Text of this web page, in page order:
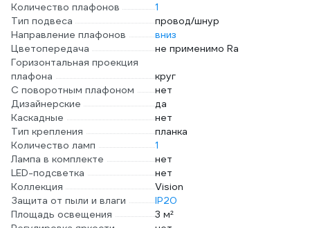
Количество плафонов
1
Тип подвеса
провод/шнур
Направление плафонов
вниз
Цветопередача
не применимо Ra
Горизонтальная проекция
плафона
круг
С поворотным плафоном
нет
Дизайнерские
да
Каскадные
нет
Тип крепления
планка
Количество ламп
1
Лампа в комплекте
нет
LED-подсветка
нет
Коллекция
Vision
Защита от пыли и влаги
IP20
Площадь освещения
3 м²